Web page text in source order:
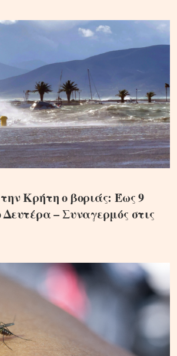
Κρήτη ο βοριάς: Έως 9
– Συναγερμός στις